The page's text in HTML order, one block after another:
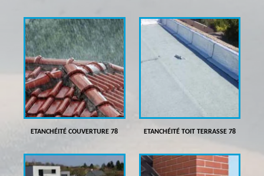
ETANCHÉITÉ COUVERTURE 78 ETANCHÉITÉ TOIT TERRASSE 78